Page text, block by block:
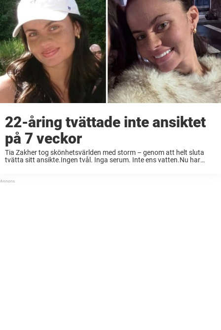
22-åring tvättade inte ansiktet
på 7 veckor
Tia Zakher tog skönhetsvärlden med storm – genom att helt sluta
tvätta sitt ansikte.Ingen tvål. Inga serum. Inte ens vatten.Nu har